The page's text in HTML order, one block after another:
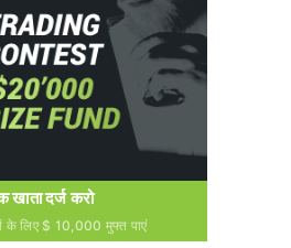
खाता दर्ज करो
के लिए $ 10,000 मुफ्त पाएं